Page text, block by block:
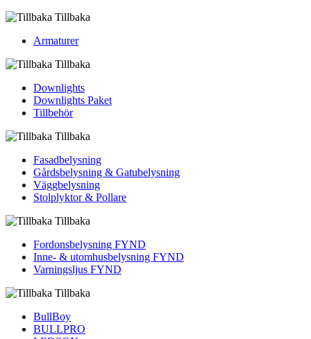
Tillbaka
Armaturer
Tillbaka
Downlights
Downlights Paket
Tillbehör
Tillbaka
Fasadbelysning
Gårdsbelysning & Gatubelysning
Väggbelysning
Stolplyktor & Pollare
Tillbaka
Fordons­belysning FYND
Inne- & utomhus­belysning FYND
Varningsljus FYND
Tillbaka
BullBoy
BULLPRO